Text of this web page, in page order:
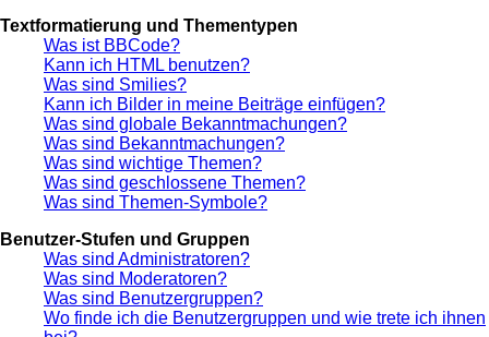
Textformatierung und Thementypen
Was ist BBCode?
Kann ich HTML benutzen?
Was sind Smilies?
Kann ich Bilder in meine Beiträge einfügen?
Was sind globale Bekanntmachungen?
Was sind Bekanntmachungen?
Was sind wichtige Themen?
Was sind geschlossene Themen?
Was sind Themen-Symbole?
Benutzer-Stufen und Gruppen
Was sind Administratoren?
Was sind Moderatoren?
Was sind Benutzergruppen?
Wo finde ich die Benutzergruppen und wie trete ich ihnen